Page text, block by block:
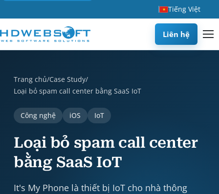
Tiếng Việt
Liên hệ
Trang chủ/Case Study/
Loại bỏ spam call center bằng SaaS IoT
Công nghệ iOS IoT
Loại bỏ spam call center
bằng SaaS IoT
It's My Phone là thiết bị IoT cho nhà thông